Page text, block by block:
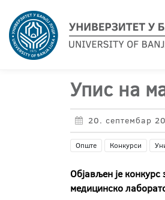
Упис на
20. септембар
Опште Конкурси
Објављен је конкурс
медицинско